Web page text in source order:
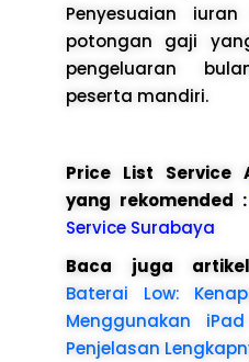
Penyesuaian
potongan gaji
pengeluaran
peserta mandiri.
Price List Service
yang rekomended :
Service Surabaya
Baca juga
Baterai Low:
Menggunakan
Penjelasan